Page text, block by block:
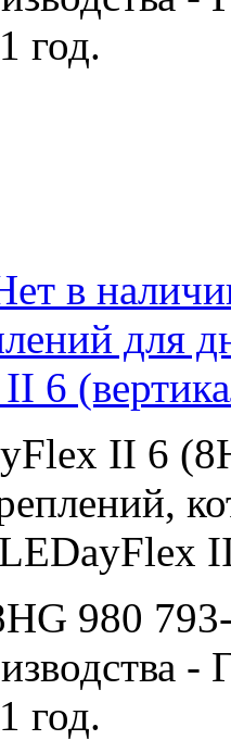
год.
в
для
6
II 6
II
980
год.